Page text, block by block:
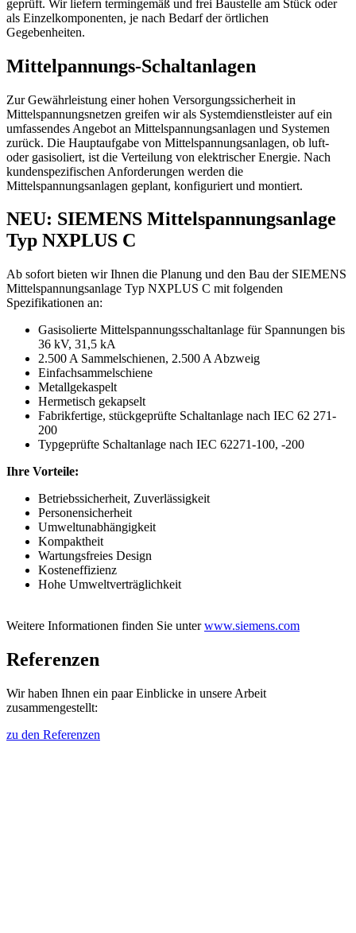
geprüft. Wir liefern termingemäß und frei Baustelle am Stück oder
als Einzelkomponenten, je nach Bedarf der örtlichen
Gegebenheiten.
Mittelpannungs-Schaltanlagen
Zur Gewährleistung einer hohen Versorgungssicherheit in
Mittelspannungsnetzen greifen wir als Systemdienstleister auf ein
umfassendes Angebot an Mittelspannungsanlagen und Systemen
zurück. Die Hauptaufgabe von Mittelspannungsanlagen, ob luft-
oder gasisoliert, ist die Verteilung von elektrischer Energie. Nach
kundenspezifischen Anforderungen werden die
Mittelspannungsanlagen geplant, konfiguriert und montiert.
NEU: SIEMENS Mittelspannungsanlage
Typ NXPLUS C
Ab sofort bieten wir Ihnen die Planung und den Bau der SIEMENS
Mittelspannungsanlage Typ NXPLUS C mit folgenden
Spezifikationen an:
Gasisolierte Mittelspannungsschaltanlage für Spannungen bis
36 kV, 31,5 kA
2.500 A Sammelschienen, 2.500 A Abzweig
Einfachsammelschiene
Metallgekaspelt
Hermetisch gekapselt
Fabrikfertige, stückgeprüfte Schaltanlage nach IEC 62 271-
200
Typgeprüfte Schaltanlage nach IEC 62271-100, -200
Ihre Vorteile:
Betriebssicherheit, Zuverlässigkeit
Personensicherheit
Umweltunabhängigkeit
Kompaktheit
Wartungsfreies Design
Kosteneffizienz
Hohe Umweltverträglichkeit
Weitere Informationen finden Sie unterwww.siemens.com
Referenzen
Wir haben Ihnen ein paar Einblicke in unsere Arbeit
zusammengestellt:
zu den Referenzen